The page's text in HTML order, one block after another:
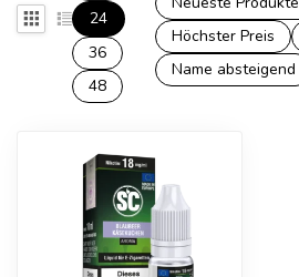
24
36
48
Höchster Preis
Name absteigend